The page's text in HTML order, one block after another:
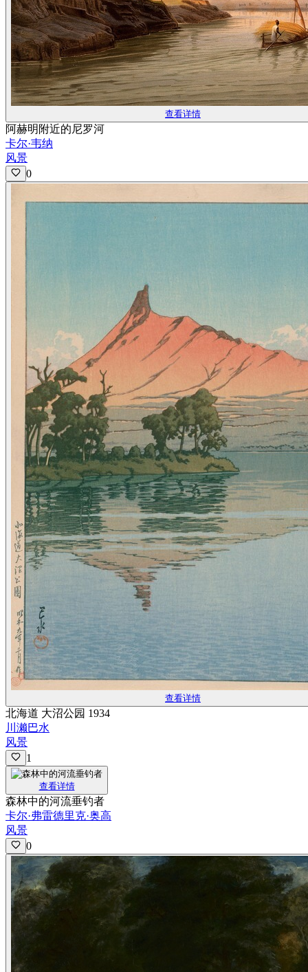
查看详情
阿赫明附近的尼罗河
卡尔·韦纳
风景
0
查看详情
北海道 大沼公园 1934
川濑巴水
风景
1
查看详情
森林中的河流垂钓者
卡尔·弗雷德里克·奥高
风景
0